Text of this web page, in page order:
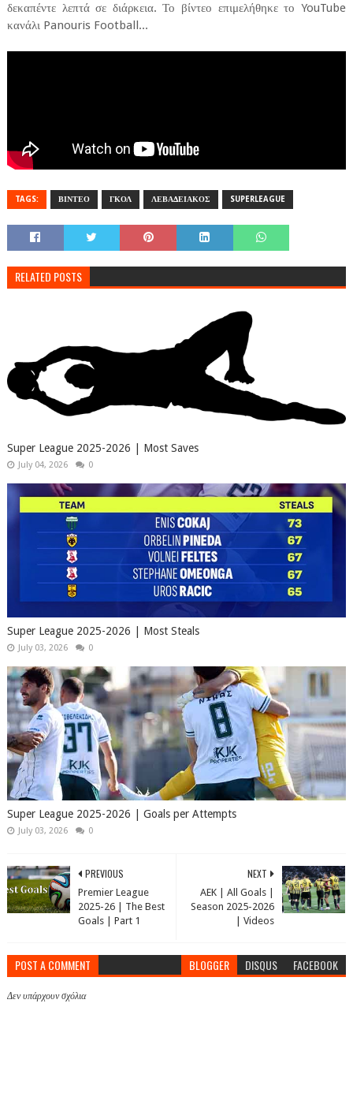
δεκαπέντε λεπτά σε διάρκεια. Το βίντεο επιμελήθηκε το YouTube
κανάλι Panouris Football...
TAGS: ΒΙΝΤΕΟ ΓΚΟΛ ΛΕΒΑΔΕΙΑΚΟΣ SUPERLEAGUE
RELATED POSTS
Super League 2025-2026 | Most Saves
July 04, 2026 0
Super League 2025-2026 | Most Steals
July 03, 2026 0
Super League 2025-2026 | Goals per Attempts
July 03, 2026 0
NEXT
AEK | All Goals |
Season 2025-2026
| Videos
PREVIOUS
Premier League
2025-26 | The Best
Goals | Part 1
POST A COMMENT BLOGGER DISQUS FACEBOOK
Δεν υπάρχουν σχόλια